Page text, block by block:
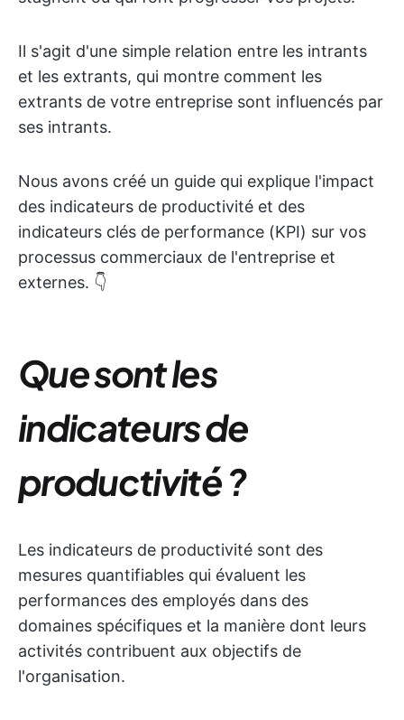
Il s'agit d'une simple relation entre les intrants
et les extrants, qui montre comment les
extrants de votre entreprise sont influencés par
ses intrants.
Nous avons créé un guide qui explique l'impact
des indicateurs de productivité et des
indicateurs clés de performance (KPI) sur vos
processus commerciaux de l'entreprise et
externes. 👇
Que sont les
indicateurs de
productivité ?
Les indicateurs de productivité sont des
mesures quantifiables qui évaluent les
performances des employés dans des
domaines spécifiques et la manière dont leurs
activités contribuent aux objectifs de
l'organisation.